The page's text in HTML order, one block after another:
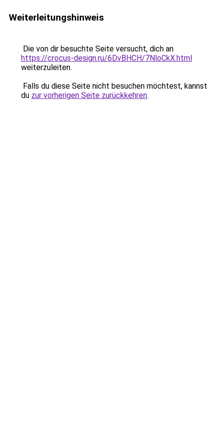
Weiterleitungshinweis
Die von dir besuchte Seite versucht, dich an
https://crocus-design.ru/6DvBHCH/7NloCkX.html
weiterzuleiten.
Falls du diese Seite nicht besuchen möchtest, kannst
du zur vorherigen Seite zurückkehren.